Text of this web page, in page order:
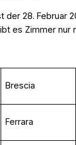
der 28. Februar
es Zimmer nur
Brescia
Ferrara